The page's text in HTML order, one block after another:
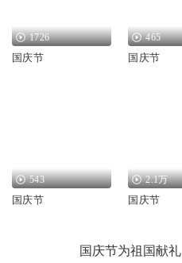
1726
国庆节
465
国庆节
543
国庆节
2.1万
国庆节
国庆节为祖国献礼